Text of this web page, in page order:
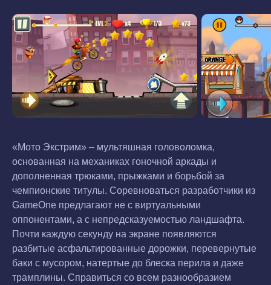
«Мото Экстрим» – мультяшная головоломка,
основанная на механиках гоночной аркады и
дополненная трюками, прыжками и борьбой за
чемпионские титулы. Соревноваться разработчики из
GameOne предлагают не с виртуальными
оппонентами, а с непредсказуемостью ландшафта.
Почти каждую секунду на экране появляются
разбитые асфальтированные дорожки, перевернутые
баки с мусором, натертые до блеска перила и даже
трамплины. Справиться со всем разнообразием